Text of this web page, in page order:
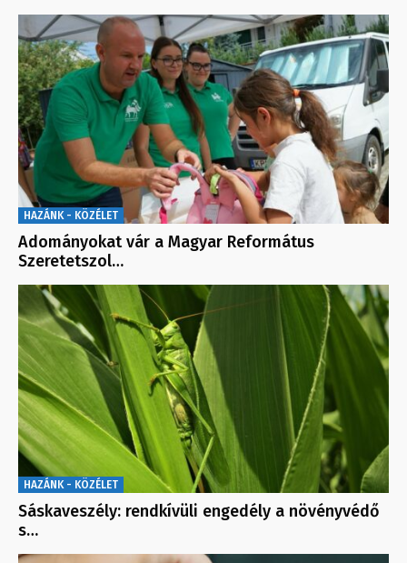
HAZÁNK - KÖZÉLET
Adományokat vár a Magyar Református
Szeretetszol…
HAZÁNK - KÖZÉLET
Sáskaveszély: rendkívüli engedély a növényvédő
s…